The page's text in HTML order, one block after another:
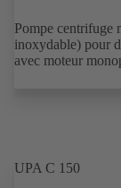
Pompe centrifuge
inoxydable) pour
avec moteur
UPA C 150